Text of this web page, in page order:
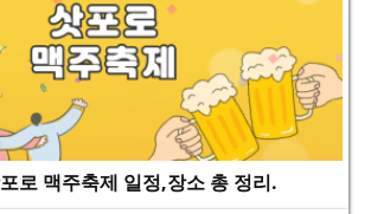
로 맥주축제 일정,장소 총 정리.